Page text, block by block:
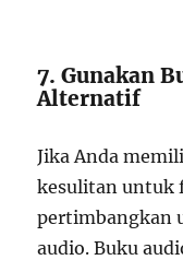
7. Gunakan
Alternatif
Jika Anda
kesulitan untuk
pertimbangkan
audio. Buku